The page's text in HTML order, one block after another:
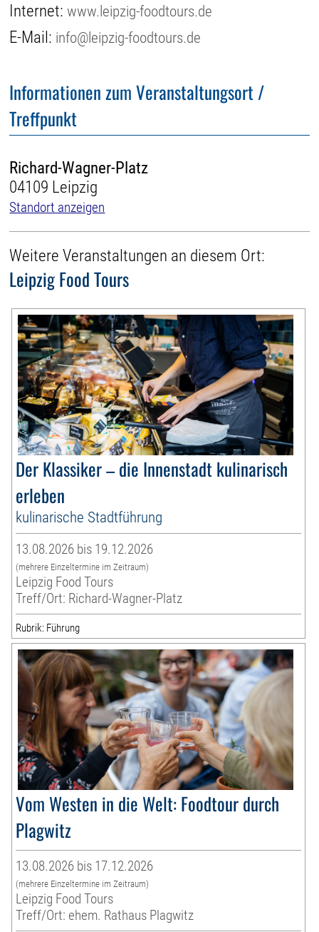
Internet:www.leipzig-foodtours.de
E-Mail: info@leipzig-foodtours.de
Informationen zum Veranstaltungsort /
Treffpunkt
Richard-Wagner-Platz
04109 Leipzig
Standort anzeigen
Weitere Veranstaltungen an diesem Ort:
Leipzig Food Tours
Der Klassiker – die Innenstadt kulinarisch
erleben
kulinarische Stadtführung
13.08.2026 bis 19.12.2026
(mehrere Einzeltermine im Zeitraum)
Leipzig Food Tours
Treff/Ort: Richard-Wagner-Platz
Rubrik: Führung
Vom Westen in die Welt: Foodtour durch
Plagwitz
13.08.2026 bis 17.12.2026
(mehrere Einzeltermine im Zeitraum)
Leipzig Food Tours
Treff/Ort: ehem. Rathaus Plagwitz